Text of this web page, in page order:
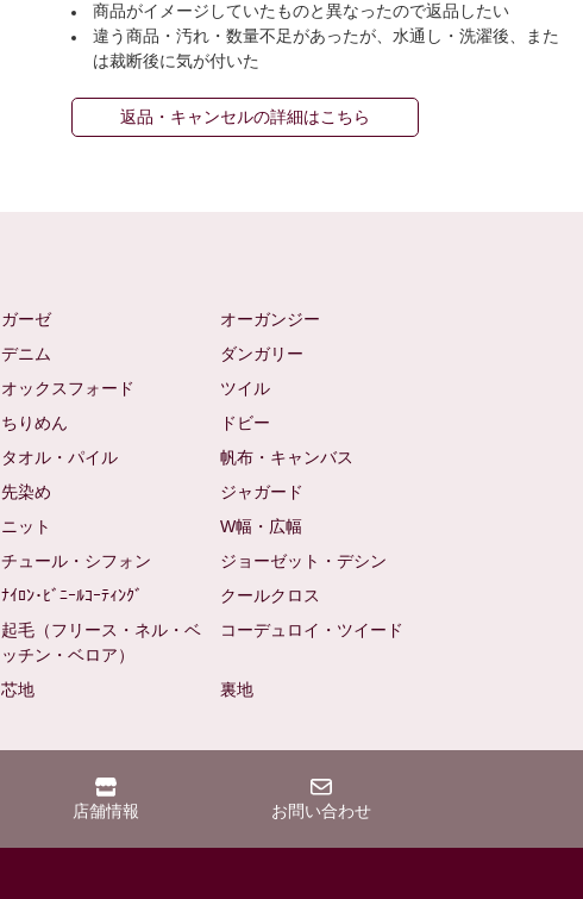
商品がイメージしていたものと異なったので返品したい
違う商品・汚れ・数量不足があったが、水通し・洗濯後、また
は裁断後に気が付いた
返品・キャンセルの詳細はこちら
ガーゼ
オーガンジー
デニム
ダンガリー
オックスフォード
ツイル
ちりめん
ドビー
タオル・パイル
帆布・キャンバス
先染め
ジャガード
ニット
W幅・広幅
チュール・シフォン
ジョーゼット・デシン
ﾅｲﾛﾝ･ﾋﾞﾆｰﾙｺｰﾃｨﾝｸﾞ
クールクロス
起毛（フリース・ネル・ベ
ッチン・ベロア）
コーデュロイ・ツイード
芯地 裏地
店舗情報 お問い合わせ